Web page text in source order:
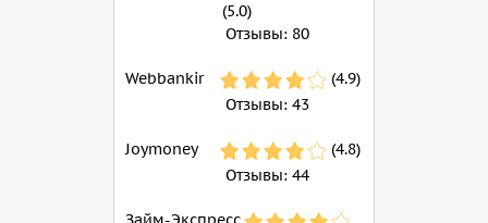
(5.0)
Отзывы: 80
Webbankir
(4.9)
Отзывы: 43
Joymoney
(4.8)
Отзывы: 44